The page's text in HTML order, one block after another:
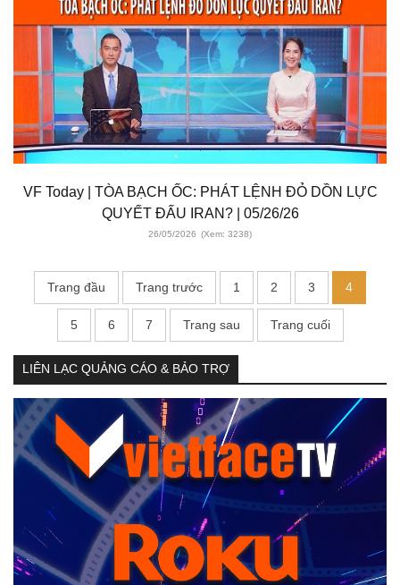
VF Today | TÒA BẠCH ỐC: PHÁT LỆNH ĐỎ DỒN LỰC
QUYẾT ĐẤU IRAN? | 05/26/26
26/05/2026 (Xem: 3238)
Trang đầu Trang trước 1 2 3 4
5 6 7 Trang sau Trang cuối
LIÊN LẠC QUẢNG CÁO & BẢO TRỢ